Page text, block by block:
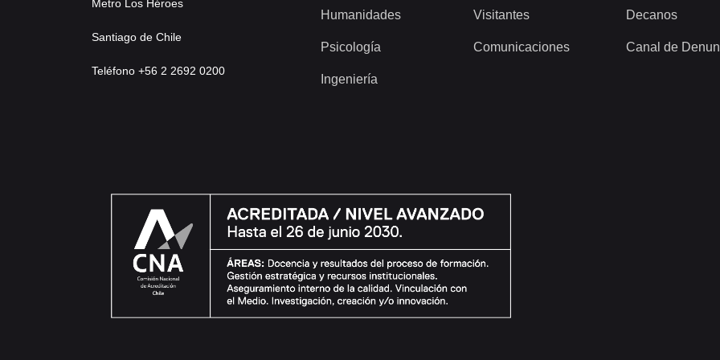
Metro Los Héroes
Santiago de Chile
Teléfono +56 2 2692 0200
Humanidades
Psicología
Ingeniería
Visitantes
Comunicaciones
Decanos
Canal de